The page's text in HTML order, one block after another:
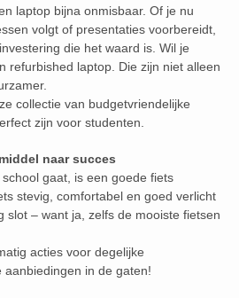
laptop bijna onmisbaar. Of je nu
volgt of presentaties voorbereidt,
die het waard is. Wil je
refurbished laptop. Die zijn niet alleen
collectie van budgetvriendelijke
zijn voor studenten.
naar succes
gaat, is een goede fiets
stevig, comfortabel en goed verlicht
slot – want ja, zelfs de mooiste fietsen
acties voor degelijke
in de gaten!